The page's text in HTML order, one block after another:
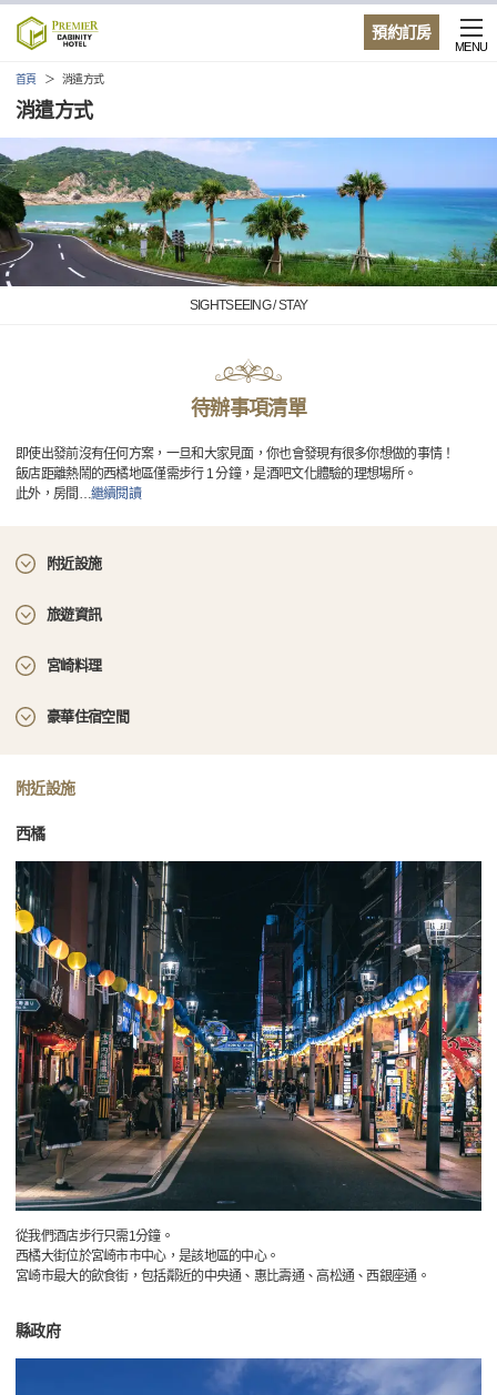
預約訂房
MENU
首頁 消遣方式
消遣方式
SIGHTSEEING / STAY
待辦事項清單
即使出發前沒有任何方案，一旦和大家見面，你也會發現有很多你想做的事情！
飯店距離熱鬧的西橘地區僅需步行 1 分鐘，是酒吧文化體驗的理想場所。
此外，房間 …繼續閱讀
附近設施
旅遊資訊
宮崎料理
豪華住宿空間
附近設施
西橘
從我們酒店步行只需1分鐘。
西橘大街位於宮崎市市中心，是該地區的中心。
宮崎市最大的飲食街，包括鄰近的中央通、惠比壽通、高松通、西銀座通。
縣政府